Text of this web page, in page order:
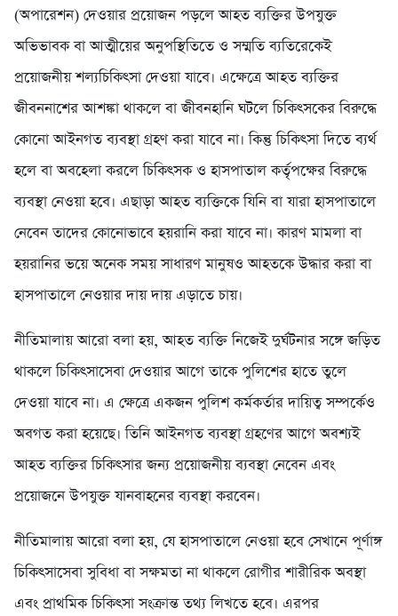
(অপারেশন) দেওয়ার প্রয়োজন পড়লে আহত ব্যক্তির উপযুক্ত
অভিভাবক বা আত্মীয়ের অনুপস্থিতিতে ও সম্মতি ব্যতিরেকেই
প্রয়োজনীয় শল্যচিকিৎসা দেওয়া যাবে। এক্ষেত্রে আহত ব্যক্তির
জীবননাশের আশঙ্কা থাকলে বা জীবনহানি ঘটলে চিকিৎসকের বিরুদ্ধে
কোনো আইনগত ব্যবস্থা গ্রহণ করা যাবে না। কিন্তু চিকিৎসা দিতে ব্যর্থ
হলে বা অবহেলা করলে চিকিৎসক ও হাসপাতাল কর্তৃপক্ষের বিরুদ্ধে
ব্যবস্থা নেওয়া হবে। এছাড়া আহত ব্যক্তিকে যিনি বা যারা হাসপাতালে
নেবেন তাদের কোনোভাবে হয়রানি করা যাবে না। কারণ মামলা বা
হয়রানির ভয়ে অনেক সময় সাধারণ মানুষও আহতকে উদ্ধার করা বা
হাসপাতালে নেওয়ার দায় দায় এড়াতে চায়।
নীতিমালায় আরো বলা হয়, আহত ব্যক্তি নিজেই দুর্ঘটনার সঙ্গে জড়িত
থাকলে চিকিৎসাসেবা দেওয়ার আগে তাকে পুলিশের হাতে তুলে
দেওয়া যাবে না। এ ক্ষেত্রে একজন পুলিশ কর্মকর্তার দায়িত্ব সম্পর্কেও
অবগত করা হয়েছে। তিনি আইনগত ব্যবস্থা গ্রহণের আগে অবশ্যই
আহত ব্যক্তির চিকিৎসার জন্য প্রয়োজনীয় ব্যবস্থা নেবেন এবং
প্রয়োজনে উপযুক্ত যানবাহনের ব্যবস্থা করবেন।
নীতিমালায় আরো বলা হয়, যে হাসপাতালে নেওয়া হবে সেখানে পূর্ণাঙ্গ
চিকিৎসাসেবা সুবিধা বা সক্ষমতা না থাকলে রোগীর শারীরিক অবস্থা
এবং প্রাথমিক চিকিৎসা সংক্রান্ত তথ্য লিখতে হবে। এরপর